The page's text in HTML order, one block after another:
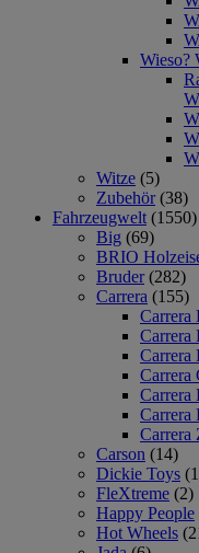
Wieso?
Witze (5)
Zubehör (38)
Fahrzeugwelt (1550)
Big (69)
BRIO
Bruder (282)
Carrera (155)
Carrera
Carrera
Carrera
Carrera
Carrera
Carrera
Carrera
Carson (14)
Dickie Toys
FleXtreme (2)
Happy People
Hot Wheels